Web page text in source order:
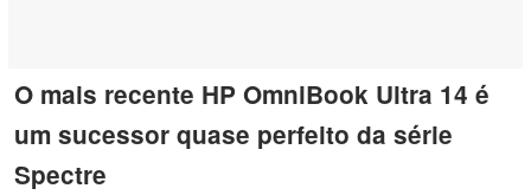
O mais recente HP OmniBook Ultra 14 é
um sucessor quase perfeito da série
Spectre